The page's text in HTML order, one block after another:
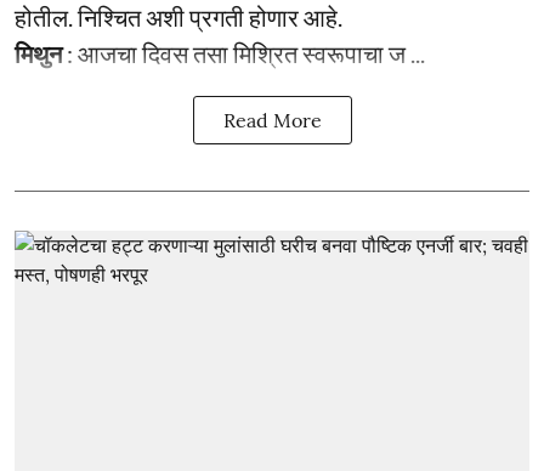
होतील. निश्चित अशी प्रगती होणार आहे.
मिथुन: आजचा दिवस तसा मिश्रित स्वरूपाचा ज ...
Read More